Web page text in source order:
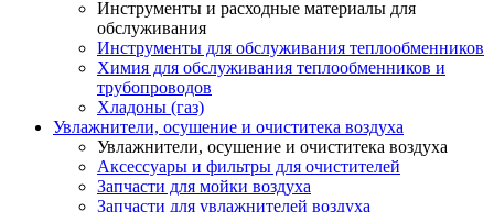
Инструменты и расходные материалы для
обслуживания
Инструменты для обслуживания теплообменников
Химия для обслуживания теплообменников и
трубопроводов
Хладоны (газ)
Увлажнители, осушение и очиститека воздуха
Увлажнители, осушение и очиститека воздуха
Аксессуары и фильтры для очистителей
Запчасти для мойки воздуха
Запчасти для увлажнителей воздуха